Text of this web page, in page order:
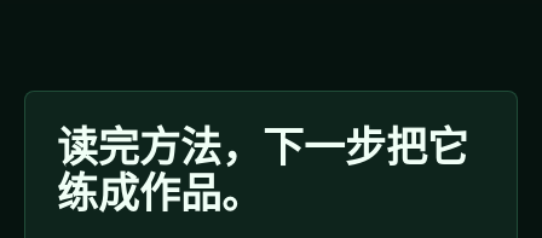
读完方法，下一步把它
练成作品。